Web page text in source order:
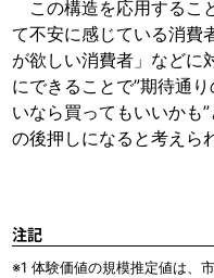
この構造を応用するこ
て不安に感じている消費
が欲しい消費者」などに
にできることで”期待通
いなら買ってもいいかも
の後押しになると考えら
注記
※1 体験価値の規模推定値は、